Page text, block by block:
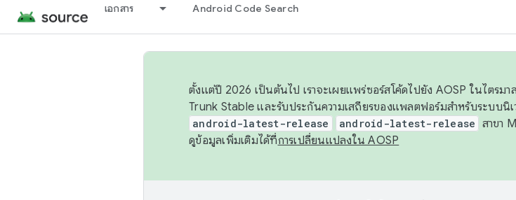
เอกสาร Android Code Search
ตั้งแต่ปี 2026 เป็นต้นไป เราจะเผยแพร่ซอร์สโค้ดไปยัง AOSP ในไตร
Trunk Stable และรับประกันความเสถียรของแพลตฟอร์มสำหรับระบบนิ
android-latest-release android-latest-release สาขา
ดูข้อมูลเพิ่มเติมได้ที่การเปลี่ยนแปลงใน AOSP